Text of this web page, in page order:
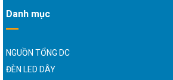
Danh mục
NGUỒN TỔNG DC
ĐÈN LED DÂY